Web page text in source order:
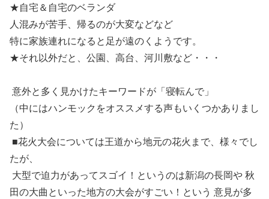
★自宅＆自宅のベランダ
人混みが苦手、帰るのが大変などなど
特に家族連れになると足が遠のくようです。
★それ以外だと、公園、高台、河川敷など・・・
意外と多く見かけたキーワードが「寝転んで」
（中にはハンモックをオススメする声もいくつかありまし
た）
■花火大会については王道から地元の花火まで、様々でし
たが、
大型で迫力があってスゴイ！というのは新潟の長岡や 秋
田の大曲といった地方の大会がすごい！という 意見が多